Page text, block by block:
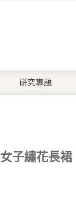
研究專題
女子繡花長裙